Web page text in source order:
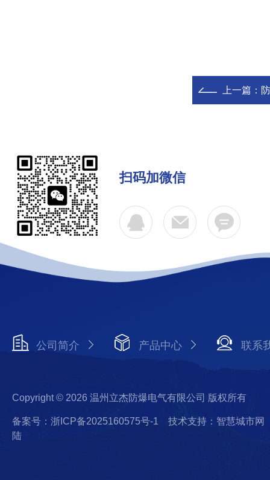
上一篇：
扫码加微信
公司简介 产品中心 联系
Copyright © 2026 温州立杰防爆电气有限公司 版权所有
备案号：浙ICP备2025160575号-1
技术支持：智慧城市网
陆